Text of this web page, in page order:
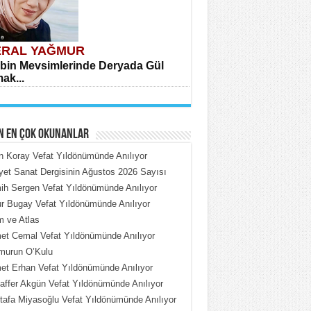
YAĞMUR
Mevsimlerinde Deryada Gül
ÇOBAN
Put Dışardaki Maskeler...
EN ÇOK OKUNANLAR
Koray Vefat Yıldönümünde Anılıyor
Sanat Dergisinin Ağustos 2026 Sayısı
Sergen Vefat Yıldönümünde Anılıyor
Bugay Vefat Yıldönümünde Anılıyor
ve Atlas
Cemal Vefat Yıldönümünde Anılıyor
O’Kulu
Erhan Vefat Yıldönümünde Anılıyor
Akgün Vefat Yıldönümünde Anılıyor
Miyasoğlu Vefat Yıldönümünde Anılıyor